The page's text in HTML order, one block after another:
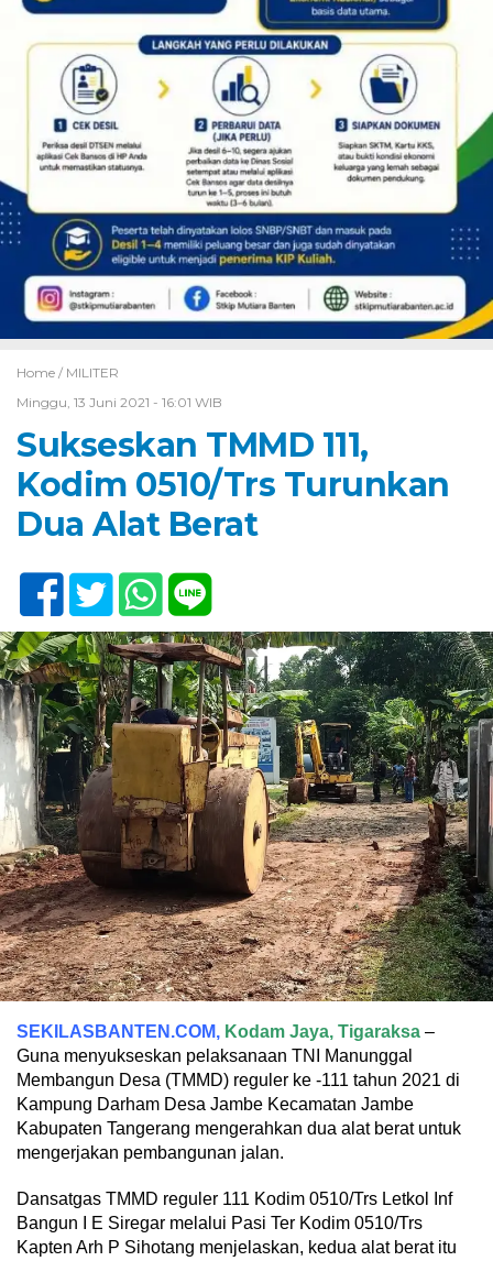
Home / MILITER
Minggu, 13 Juni 2021 - 16:01 WIB
Sukseskan TMMD 111,
Kodim 0510/Trs Turunkan
Dua Alat Berat
SEKILASBANTEN.COM, Kodam Jaya, Tigaraksa –
Guna menyukseskan pelaksanaan TNI Manunggal
Membangun Desa (TMMD) reguler ke -111 tahun 2021 di
Kampung Darham Desa Jambe Kecamatan Jambe
Kabupaten Tangerang mengerahkan dua alat berat untuk
mengerjakan pembangunan jalan.
Dansatgas TMMD reguler 111 Kodim 0510/Trs Letkol Inf
Bangun I E Siregar melalui Pasi Ter Kodim 0510/Trs
Kapten Arh P Sihotang menjelaskan, kedua alat berat itu